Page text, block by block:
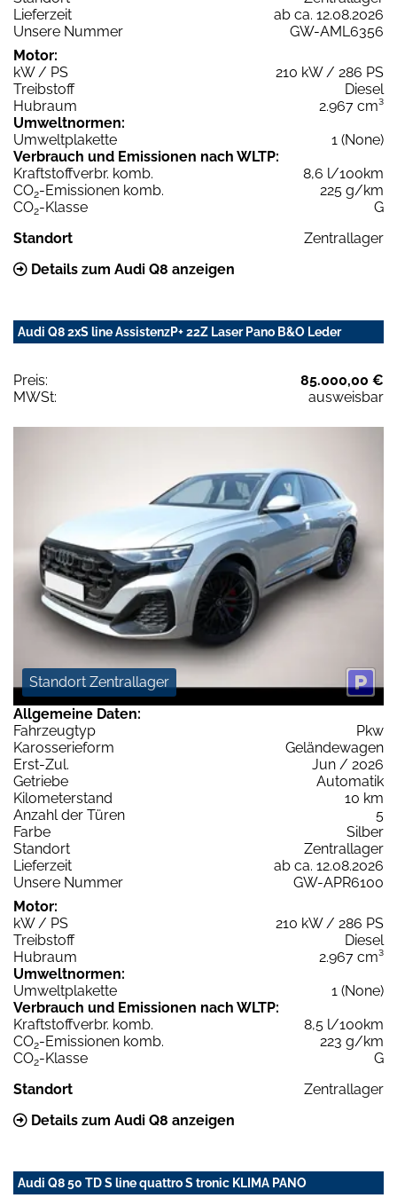
Lieferzeit
ab ca. 12.08.2026
Unsere Nummer
GW-AML6356
Motor:
kW / PS
210 kW / 286 PS
Treibstoff
Diesel
Hubraum
2.967 cm³
Umweltnormen:
Umweltplakette
1 (None)
Verbrauch und Emissionen nach WLTP:
Kraftstoffverbr. komb.
8,6 l/100km
CO2-Emissionen komb.
225 g/km
CO2-Klasse
G
Standort
Zentrallager
Details zum Audi Q8 anzeigen
Audi Q8 2xS line AssistenzP+ 22Z Laser Pano B&O Leder
Preis:
85.000,00 €
MWSt:
ausweisbar
Standort Zentrallager
Allgemeine Daten:
Fahrzeugtyp
Pkw
Karosserieform
Geländewagen
Erst-Zul.
Jun / 2026
Getriebe
Automatik
Kilometerstand
10 km
Anzahl der Türen
5
Farbe
Silber
Standort
Zentrallager
Lieferzeit
ab ca. 12.08.2026
Unsere Nummer
GW-APR6100
Motor:
kW / PS
210 kW / 286 PS
Treibstoff
Diesel
Hubraum
2.967 cm³
Umweltnormen:
Umweltplakette
1 (None)
Verbrauch und Emissionen nach WLTP:
Kraftstoffverbr. komb.
8,5 l/100km
CO2-Emissionen komb.
223 g/km
CO2-Klasse
G
Standort
Zentrallager
Details zum Audi Q8 anzeigen
Audi Q8 50 TD S line quattro S tronic KLIMA PANO